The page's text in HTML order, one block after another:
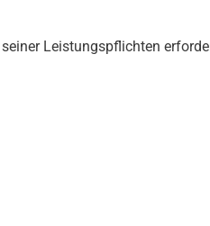
Leistungspflichten